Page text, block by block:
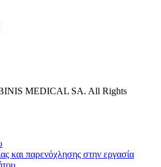
MEDICAL SA. All Rights
και παρενόχλησης στην εργασία